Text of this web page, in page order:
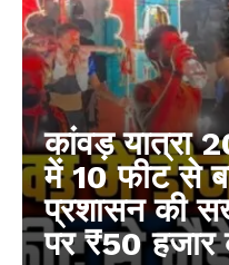
कांवड़ यात्रा
में 10 फीट से
प्रशासन की
पर ₹50 हजार